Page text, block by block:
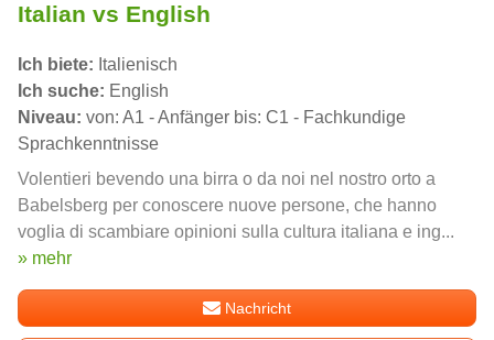
Italian vs English
Ich biete: Italienisch
Ich suche: English
Niveau: von: A1 - Anfänger bis: C1 - Fachkundige
Sprachkenntnisse
Volentieri bevendo una birra o da noi nel nostro orto a
Babelsberg per conoscere nuove persone, che hanno
voglia di scambiare opinioni sulla cultura italiana e ing...
» mehr
Nachricht